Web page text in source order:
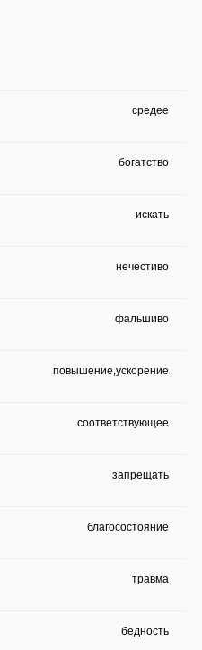
средee
богатство
искать
нечестиво
фальшиво
повышение,ускорение
соответствующее
запрещать
благосостояние
травма
бедность